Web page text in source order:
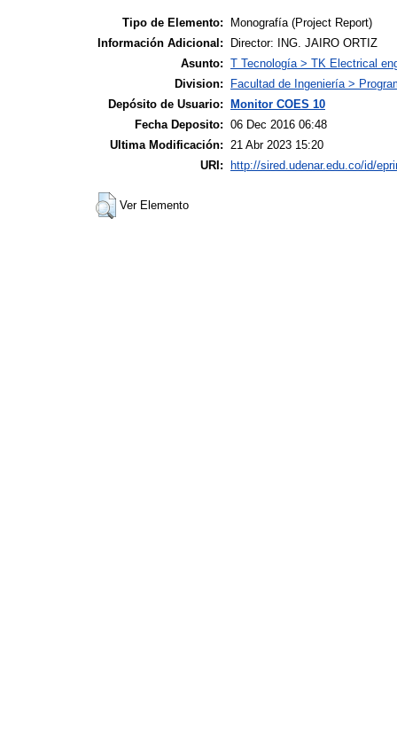
Tipo de Elemento:
Monografía (Project Report)
Información Adicional:
Director: ING. JAIRO ORTIZ
Asunto: T Tecnología > TK Electrical
Division:
Facultad de Ingeniería >
Depósito de Usuario: Monitor COES 10
Fecha Deposito: 06 Dec 2016 06:48
Ultima Modificación:
21 Abr 2023 15:20
URI: http://sired.udenar.edu.co/id/
Ver Elemento